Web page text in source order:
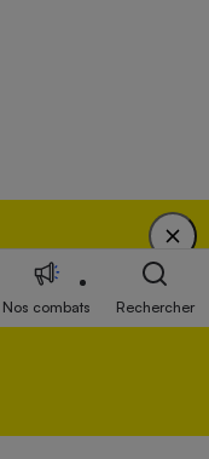
en soutenant
de l'Etat, des
des producteurs et des
Nos combats Rechercher